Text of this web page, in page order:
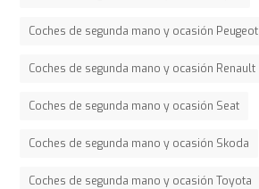
Coches de segunda mano y ocasión Peugeot
Coches de segunda mano y ocasión Renault
Coches de segunda mano y ocasión Seat
Coches de segunda mano y ocasión Skoda
Coches de segunda mano y ocasión Toyota